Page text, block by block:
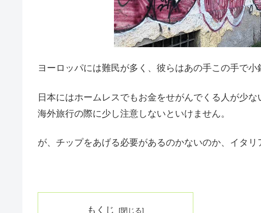
ヨーロッパには難民が多く、彼らはあの手この手で小
日本にはホームレスでもお金をせがんでくる人が少
海外旅行の際に少し注意しないといけません。
が、チップをあげる必要があるのかないのか、イタリ
もくじ